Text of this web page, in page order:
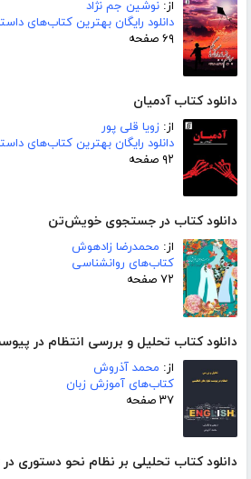
از: نوشین جم نژاد
دانلود رایگان بهترین کتاب‌های
۶۹ صفحه
دانلود کتاب آدمیان
از: زویا قلی پور
دانلود رایگان بهترین کتاب‌های
۹۲ صفحه
دانلود کتاب در جستجوی خویش‌تن
از: محمدرضا زادهوش
کتاب‌های روانشناسی
۷۲ صفحه
دانلود کتاب تحلیل و بررسی انتظام در
از: محمد آذروش
کتاب‌های آموزش زبان
۳۷ صفحه
دانلود کتاب تحلیلی بر نظام نحو دستوری